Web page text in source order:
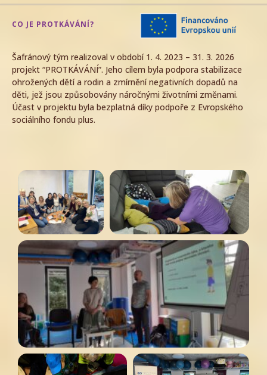
CO JE PROTKÁVÁNÍ?
Šafránový tým realizoval v období 1. 4. 2023 – 31. 3. 2026
projekt “PROTKÁVÁNÍ”. Jeho cílem byla podpora stabilizace
ohrožených dětí a rodin a zmírnění negativních dopadů na
děti, jež jsou způsobovány náročnými životními změnami.
Účast v projektu byla bezplatná díky podpoře z Evropského
sociálního fondu plus.